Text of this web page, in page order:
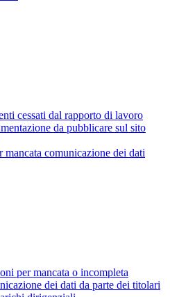
cessati dal rapporto di lavoro
da pubblicare sul sito
mancata comunicazione dei dati
per mancata o incompleta
dei dati da parte dei titolari